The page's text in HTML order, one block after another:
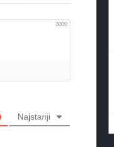
3000
Najstariji